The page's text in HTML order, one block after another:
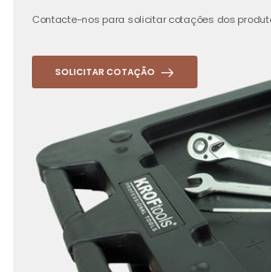
Contacte-nos para solicitar cotações dos
SOLICITAR COTAÇÃO